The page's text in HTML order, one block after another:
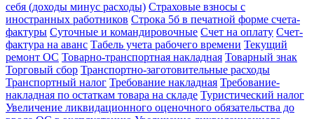
себя (доходы минус расходы) Страховые взносы с
иностранных работников Строка 5б в печатной форме счета-
фактуры Суточные и командировочные Счет на оплату Счет-
фактура на аванс Табель учета рабочего времени Текущий
ремонт ОС Товарно-транспортная накладная Товарный знак
Торговый сбор Транспортно-заготовительные расходы
Транспортный налог Требование накладная Требование-
накладная по остаткам товара на складе Туристический налог
Увеличение ликвидационного оценочного обязательства до